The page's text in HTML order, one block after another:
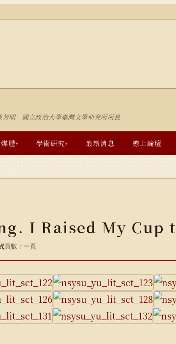
明 國立政治大學臺灣文學研究所所長
體▾ 學術研究▾ 最新消息 線上論壇
I Raised My Cup
頁數：一頁